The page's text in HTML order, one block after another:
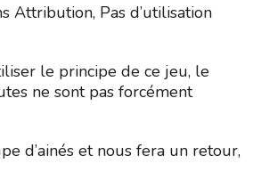
Attribution, Pas d’utilisation
le principe de ce jeu, le
ne sont pas forcément
d’ainés et nous fera un retour,